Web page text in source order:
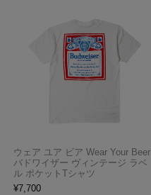
ウェア ユア ビア Wear Your Beer
バドワイザー ヴィンテージ ラベ
ル ポケットTシャツ
¥7,700